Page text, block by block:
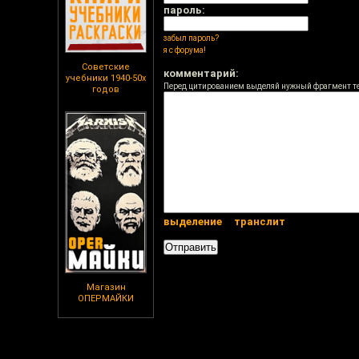
Советские
учебники 1940-50х
годов
Магазин
ОПЕРМАЙКИ
пароль:
забыл пароль?
я с форума!
комментарий:
Перед цитированием выделяй нужный фрагмент
выделение транслит